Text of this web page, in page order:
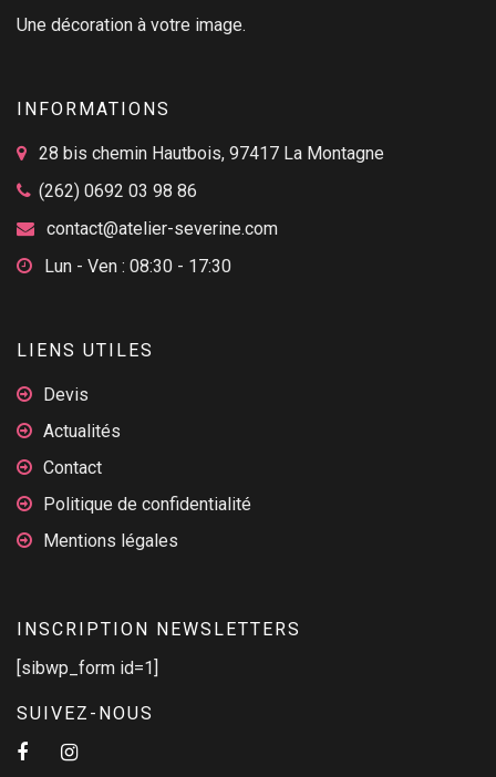
Une décoration à votre image.
INFORMATIONS
28 bis chemin Hautbois, 97417 La Montagne
(262) 0692 03 98 86
contact@atelier-severine.com
Lun - Ven : 08:30 - 17:30
LIENS UTILES
Devis
Actualités
Contact
Politique de confidentialité
Mentions légales
INSCRIPTION NEWSLETTERS
[sibwp_form id=1]
SUIVEZ-NOUS